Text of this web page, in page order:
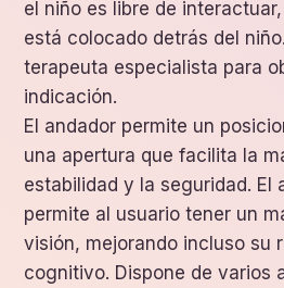
el niño es libre de
está colocado detrás del
terapeuta especialista para
indicación.
El andador permite un
una apertura que facilita la
estabilidad y la seguridad. El
permite al usuario tener un
visión, mejorando incluso su
cognitivo. Dispone de varios